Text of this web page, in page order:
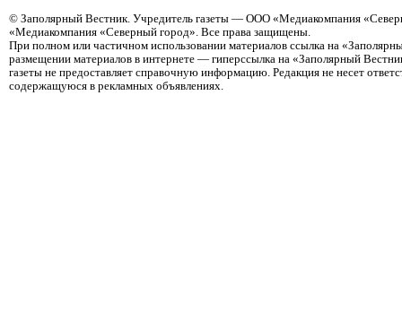
© Заполярный Вестник. Учредитель газеты — ООО «Медиакомпания
«Медиакомпания «Северный город». Все права защищены.
При полном или частичном использовании материалов ссылка на
размещении материалов в интернете — гиперссылка на «Заполярный
газеты не предоставляет справочную информацию. Редакция не несет
содержащуюся в рекламных объявлениях.